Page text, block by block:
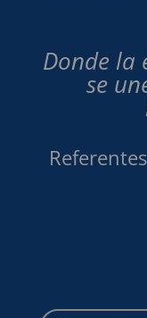
Donde la
se